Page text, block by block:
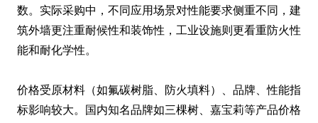
数。实际采购中，不同应用场景对性能要求侧重不同，建
筑外墙更注重耐候性和装饰性，工业设施则更看重防火性
能和耐化学性。
价格受原材料（如氟碳树脂、防火填料）、品牌、性能指
标影响较大。国内知名品牌如三棵树、嘉宝莉等产品价格